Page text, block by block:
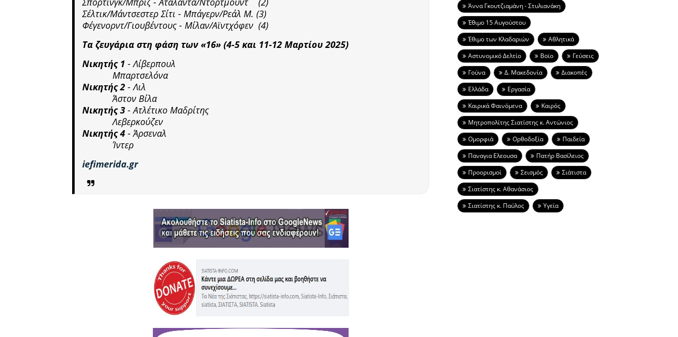
Σέλτικ/Μάντσεστερ Σίτι - Μπάγερν/Ρεάλ Μ. (3)
Φέγενορντ/Γιουβέντους - Μίλαν/Αϊντχόφεν (4)
Τα ζευγάρια στη φάση των «16» (4-5 και 11-12 Μαρτίου 2025)
Νικητής 1 - Λίβερπουλ
Μπαρτσελόνα
Νικητής 2 - Λιλ
Άστον Βίλα
Νικητής 3 - Ατλέτικο Μαδρίτης
Λεβερκούζεν
Νικητής 4 - Άρσεναλ
Ίντερ
iefimerida.gr
Άννα Γκουτζιαμάνη - Στυλιανάκη
Έθιμο 15 Αυγούστου
Έθιμο των Κλαδαριών
Αθλητικά
Αστυνομικό Δελτίο
Βοϊο
Γεύσεις
Γούνα
Δ. Μακεδονία
Διακοπές
Ελλάδα
Εργασία
Καιρικά Φαινόμενα
Καιρός
Μητροπολίτης Σιατίστης κ. Αντώνιος
Ομορφιά
Ορθοδοξία
Παιδεία
Παναγια Ελεουσα
Πατήρ Βασίλειος
Προορισμοί
Σεισμός
Σιάτιστα
Σιατίστης κ. Αθανάσιος
Σιατίστης κ. Παύλος
Υγεία